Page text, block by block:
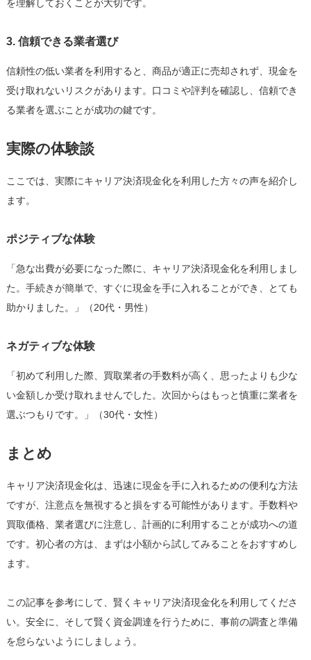
を理解しておくことが大切です。
3. 信頼できる業者選び
信頼性の低い業者を利用すると、商品が適正に売却されず、現金を
受け取れないリスクがあります。口コミや評判を確認し、信頼でき
る業者を選ぶことが成功の鍵です。
実際の体験談
ここでは、実際にキャリア決済現金化を利用した方々の声を紹介し
ます。
ポジティブな体験
「急な出費が必要になった際に、キャリア決済現金化を利用しまし
た。手続きが簡単で、すぐに現金を手に入れることができ、とても
助かりました。」（20代・男性）
ネガティブな体験
「初めて利用した際、買取業者の手数料が高く、思ったよりも少な
い金額しか受け取れませんでした。次回からはもっと慎重に業者を
選ぶつもりです。」（30代・女性）
まとめ
キャリア決済現金化は、迅速に現金を手に入れるための便利な方法
ですが、注意点を無視すると損をする可能性があります。手数料や
買取価格、業者選びに注意し、計画的に利用することが成功への道
です。初心者の方は、まずは小額から試してみることをおすすめし
ます。
この記事を参考にして、賢くキャリア決済現金化を利用してくださ
い。安全に、そして賢く資金調達を行うために、事前の調査と準備
を怠らないようにしましょう。